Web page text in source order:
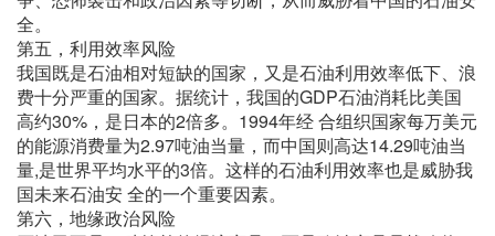
全。
第五，利用效率风险
我国既是石油相对短缺的国家，又是石油利用效率低下、浪
费十分严重的国家。据统计，我国的GDP石油消耗比美国
高约30%，是日本的2倍多。1994年经 合组织国家每万美元
的能源消费量为2.97吨油当量，而中国则高达14.29吨油当
量,是世界平均水平的3倍。这样的石油利用效率也是威胁我
国未来石油安 全的一个重要因素。
第六，地缘政治风险